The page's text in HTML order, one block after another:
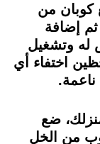
كوبان من
ثم إضافة
وتشغيل
اختفاء أي
ضع
من الخل